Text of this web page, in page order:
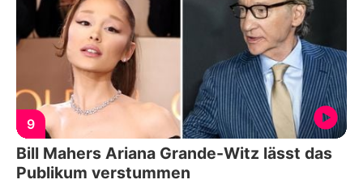
9
Bill Mahers Ariana Grande-Witz lässt das
Publikum verstummen